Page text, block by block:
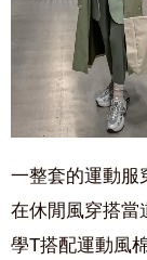
一整套的運動服
在休閒風穿搭當
學T搭配運動風